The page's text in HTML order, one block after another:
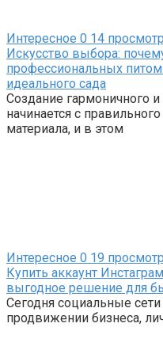
Интересное 0 14
Искусство выбора:
профессиональных
идеального сада
Создание гармоничного
начинается с
материала, и в этом
Интересное 0 19
Купить аккаунт
выгодное решение для
Сегодня социальные
продвижении бизнеса,